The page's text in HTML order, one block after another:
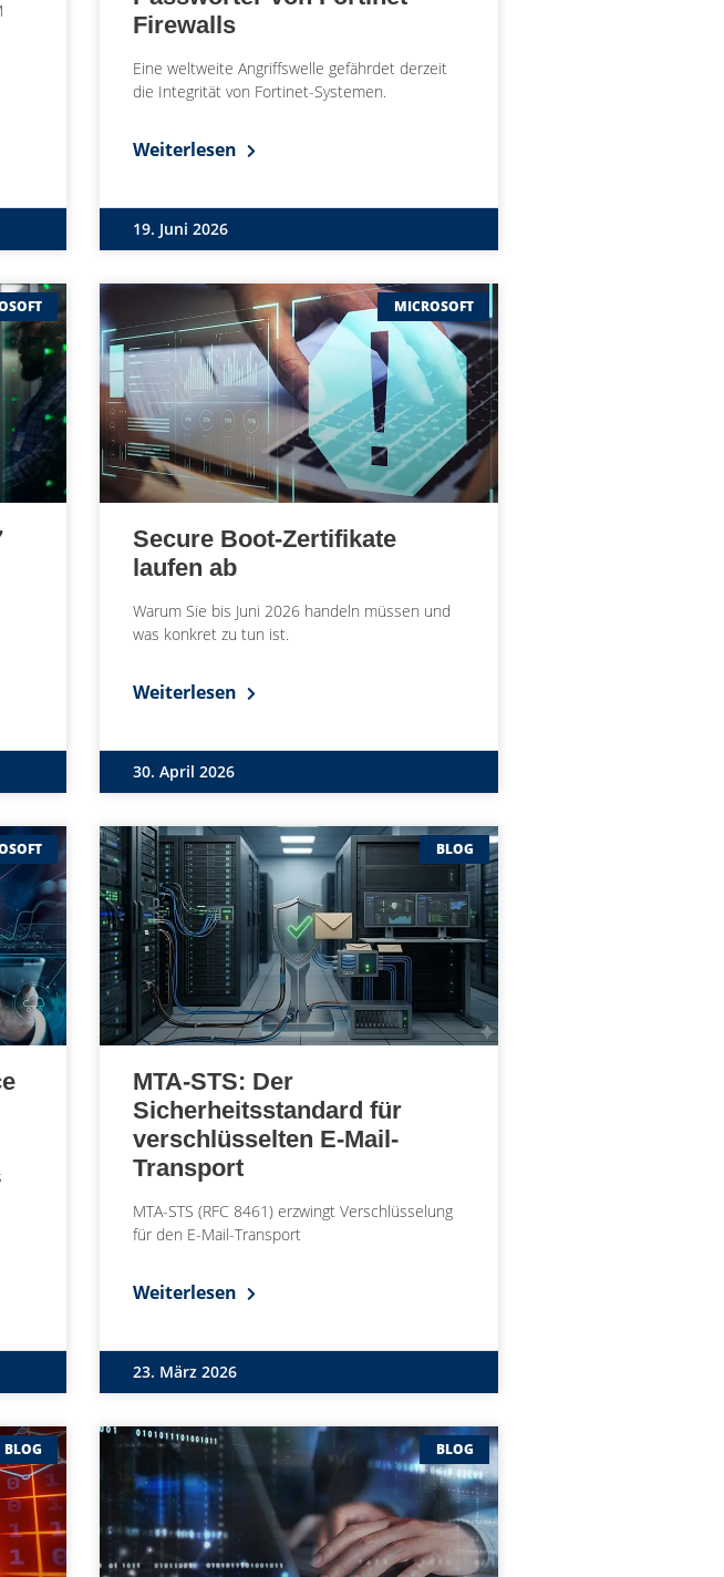
Firewalls
Eine weltweite Angriffswelle gefährdet derzeit
die Integrität von Fortinet-Systemen.
Weiterlesen
19. Juni 2026
MICROSOFT
Secure Boot-Zertifikate
laufen ab
Warum Sie bis Juni 2026 handeln müssen und
was konkret zu tun ist.
Weiterlesen
30. April 2026
BLOG
MTA-STS: Der
Sicherheitsstandard für
verschlüsselten E-Mail-
Transport
MTA-STS (RFC 8461) erzwingt Verschlüsselung
für den E-Mail-Transport
Weiterlesen
23. März 2026
BLOG BLOG